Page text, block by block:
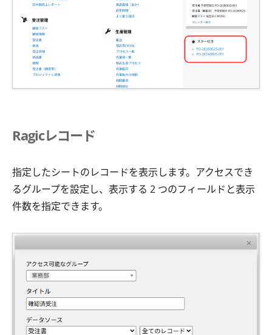
Ragicレコード
指定したシートのレコードを表示します。アクセスでき
るグループを設定し、表示する 2 つのフィールドと表示
件数を指定できます。